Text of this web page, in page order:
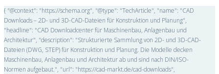
{ "@context": "https://schema.org", "@type": "TechArticle", "name": "CAD
Downloads – 2D- und 3D-CAD-Dateien für Konstruktion und Planung",
"headline": "CAD Downloadcenter für Maschinenbau, Anlagenbau und
Architektur", "description": "Strukturierte Sammlung von 2D- und 3D-CAD-
Dateien (DWG, STEP) für Konstruktion und Planung. Die Modelle decken
Maschinenbau, Anlagenbau und Architektur ab und sind nach DIN/ISO-
Normen aufgebaut.", "url": "https://cad-markt.de/cad-downloads",